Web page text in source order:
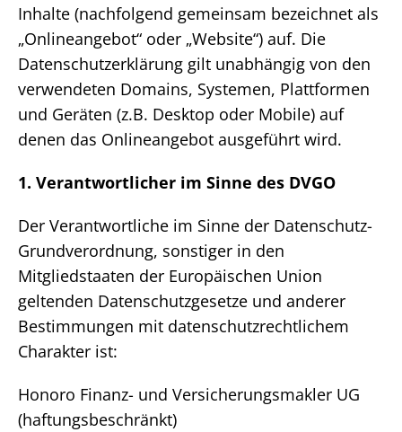
Inhalte (nachfolgend gemeinsam bezeichnet als
„Onlineangebot“ oder „Website“) auf. Die
Datenschutzerklärung gilt unabhängig von den
verwendeten Domains, Systemen, Plattformen
und Geräten (z.B. Desktop oder Mobile) auf
denen das Onlineangebot ausgeführt wird.
1. Verantwortlicher im Sinne des DVGO
Der Verantwortliche im Sinne der Datenschutz-
Grundverordnung, sonstiger in den
Mitgliedstaaten der Europäischen Union
geltenden Datenschutzgesetze und anderer
Bestimmungen mit datenschutzrechtlichem
Charakter ist:
Honoro Finanz- und Versicherungsmakler UG
(haftungsbeschränkt)